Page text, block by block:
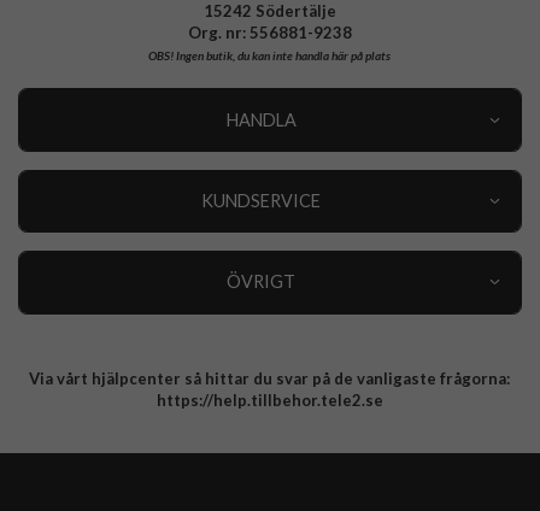
15242 Södertälje
Org. nr: 556881-9238
OBS!Ingen butik, du kan inte handla här på plats
HANDLA
KUNDSERVICE
ÖVRIGT
Integritetspolicy
Via vårt hjälpcenter så hittar du svar på de vanligaste frågorna:
https://help.tillbehor.tele2.se